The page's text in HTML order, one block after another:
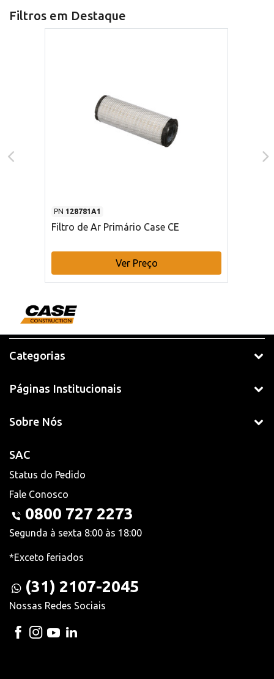
Filtros em Destaque
PN 128781A1
Filtro de Ar Primário Case CE
Ver Preço
Categorias
Páginas Institucionais
Sobre Nós
SAC
Status do Pedido
Fale Conosco
0800 727 2273
Segunda à sexta 8:00 às 18:00
*Exceto feriados
(31) 2107-2045
Nossas Redes Sociais